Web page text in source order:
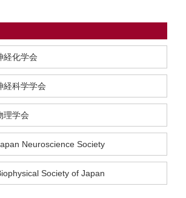
経化学会
経科学学会
理学会
Neuroscience Society
Society of Japan